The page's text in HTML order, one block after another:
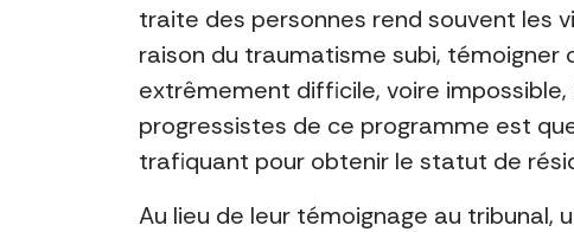
traite des personnes rend souvent les
raison du traumatisme subi,
extrêmement difficile, voire impossible,
progressistes de ce programme est
trafiquant pour obtenir le statut de
Au lieu de leur témoignage au